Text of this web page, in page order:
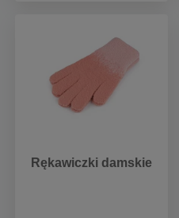
Rękawiczki damskie